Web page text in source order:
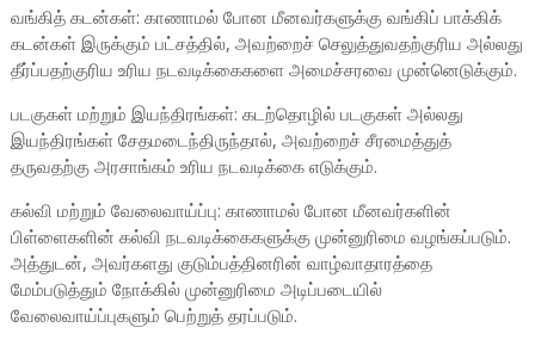
வங்கித் கடன்கள்: காணாமல் போன மீனவர்களுக்கு வங்கிப் பாக்கிக்
கடன்கள் இருக்கும் பட்சத்தில், அவற்றைச் செலுத்துவதற்குரிய அல்லது
தீர்ப்பதற்குரிய உரிய நடவடிக்கைகளை அமைச்சரவை முன்னெடுக்கும்.
படகுகள் மற்றும் இயந்திரங்கள்: கடற்தொழில் படகுகள் அல்லது
இயந்திரங்கள் சேதமடைந்திருந்தால், அவற்றைச் சீரமைத்துத்
தருவதற்கு அரசாங்கம் உரிய நடவடிக்கை எடுக்கும்.
கல்வி மற்றும் வேலைவாய்ப்பு: காணாமல் போன மீனவர்களின்
பிள்ளைகளின் கல்வி நடவடிக்கைகளுக்கு முன்னுரிமை வழங்கப்படும்.
அத்துடன், அவர்களது குடும்பத்தினரின் வாழ்வாதாரத்தை
மேம்படுத்தும் நோக்கில் முன்னுரிமை அடிப்படையில்
வேலைவாய்ப்புகளும் பெற்றுத் தரப்படும்.